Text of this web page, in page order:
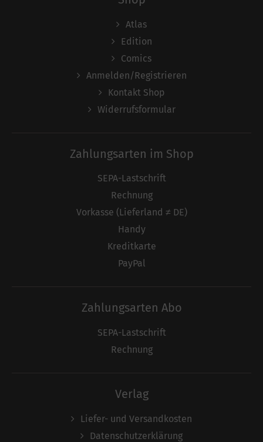
Atlas
Edition
Comics
Anmelden/Registrieren
Kontakt Shop
Widerrufsformular
Zahlungsarten im Shop
SEPA-Lastschrift
Rechnung
Vorkasse (Lieferland ≠ DE)
Handy
Kreditkarte
PayPal
Zahlungsarten Abo
SEPA-Lastschrift
Rechnung
Verlag
Liefer- und Versandkosten
Datenschutzerklärung